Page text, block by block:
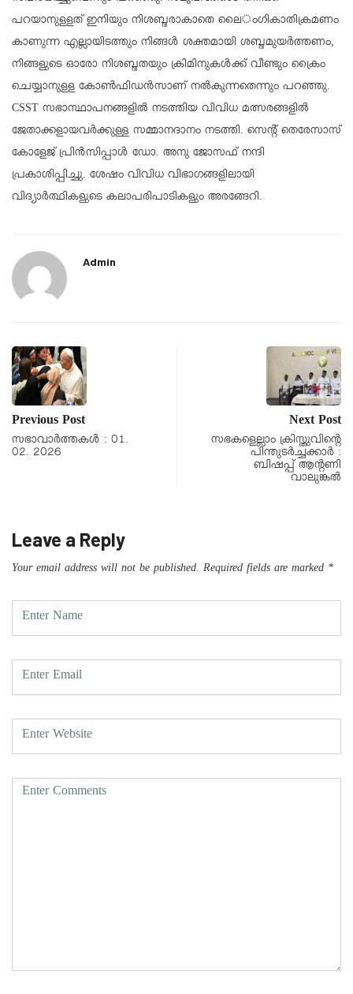
പറയാനുളളത് ഇനിയും നിശബ്ദരാകാതെ ലൈ​​ംഗികാതിക്രമണം
കാണുന്ന എല്ലായിടത്തും നി​ങ്ങൾ ശക്തമായി ശബ്ദമുയർത്തണം,
നിങ്ങളുടെ ഓരോ നിശബ്ദതയും ക്രിമിനുകൾക്ക് വീണ്ടും ക്രൈം
ചെയ്യാനുളള കോൺഫിഡൻസാണ് നൽകുന്നതെന്നും പറഞ്ഞു.
CSST സഭാസ്ഥാപനങ്ങളിൽ നടത്തിയ വിവിധ മത്സരങ്ങളിൽ
ജേതാക്കളായവർക്കുള്ള സമ്മാനദാനം നടത്തി. സെന്റ് തെരേസാസ്
കോളേജ് പ്രിൻസിപ്പാൾ ഡോ. അനു ജോസഫ് നന്ദി
പ്രകാശിപ്പിച്ചു. ശേഷം വിവിധ വിഭാഗങ്ങളിലായി
വിദ്യാർത്ഥികളുടെ കലാപരിപാടികളും അരങ്ങേറി.
Admin
Previous Post
സഭാവാര്‍ത്തകള്‍ : 01.
02. 2026
Next Post
സഭകളെല്ലാം ക്രിസ്തുവിന്റെ
പിന്തുടർച്ചക്കാർ :
ബിഷപ്പ് ആന്റണി
വാലുങ്കൽ
Leave a Reply
Your email address will not be published. Required fields are marked *